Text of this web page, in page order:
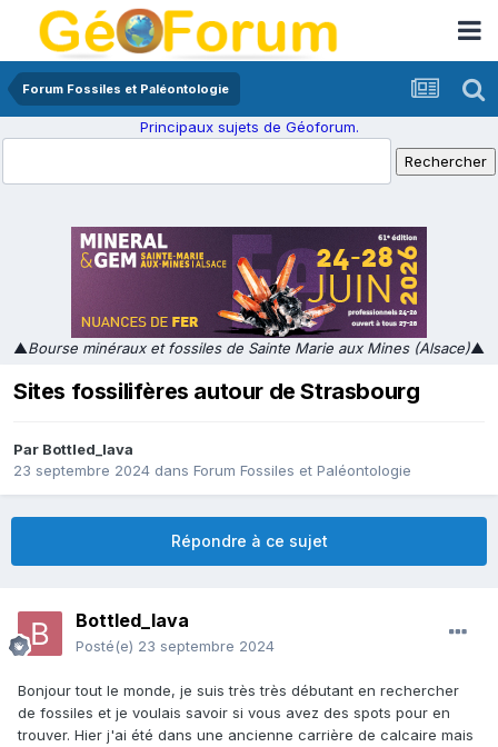
Forum Fossiles et Paléontologie
Principaux sujets de Géoforum.
▲Bourse minéraux et fossiles de Sainte Marie aux Mines (Alsace)▲
Sites fossilifères autour de Strasbourg
Par Bottled_lava
23 septembre 2024 dans Forum Fossiles et Paléontologie
Répondre à ce sujet
Bottled_lava
Posté(e) 23 septembre 2024
Bonjour tout le monde, je suis très très débutant en rechercher
de fossiles et je voulais savoir si vous avez des spots pour en
trouver. Hier j'ai été dans une ancienne carrière de calcaire mais